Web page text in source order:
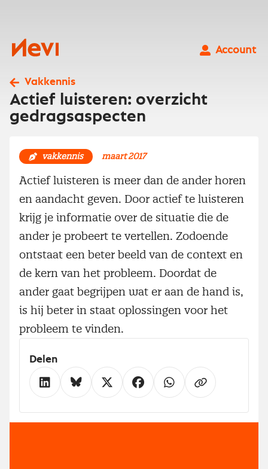
Nevi
Account
Vakkennis
Actief luisteren: overzicht
gedragsaspecten
vakkennis maart 2017
Actief luisteren is meer dan de ander horen
en aandacht geven. Door actief te luisteren
krijg je informatie over de situatie die de
ander je probeert te vertellen. Zodoende
ontstaat een beter beeld van de context en
de kern van het probleem. Doordat de
ander gaat begrijpen wat er aan de hand is,
is hij beter in staat oplossingen voor het
probleem te vinden.
Delen